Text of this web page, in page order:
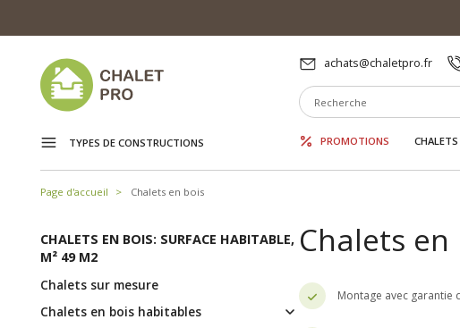
achats@chaletpro.fr
TYPES DE CONSTRUCTIONS PROMOTIONS
Page d'accueil Chalets en bois
CHALETS EN BOIS: SURFACE HABITABLE,
M² 49 M2
Chalets sur mesure
Chalets en bois habitables
Chalets
Montage avec garantie